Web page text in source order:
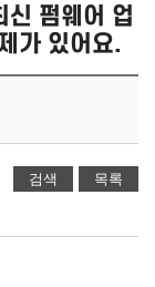
펌웨어 업
가 있어요.
검색 목록